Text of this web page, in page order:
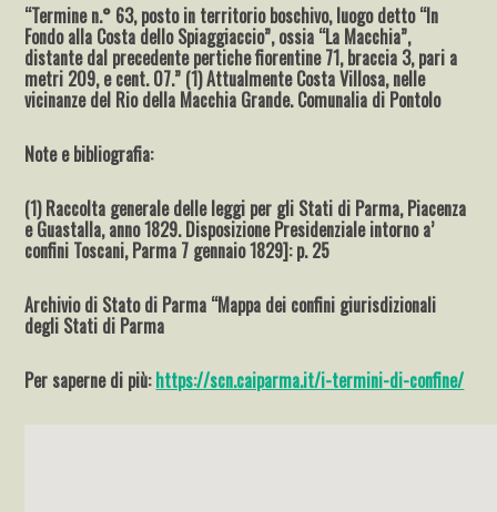
“Termine n.° 63, posto in territorio boschivo, luogo detto “In
Fondo alla Costa dello Spiaggiaccio”, ossia “La Macchia”,
distante dal precedente pertiche fiorentine 71, braccia 3, pari a
metri 209, e cent. 07.” (1) Attualmente Costa Villosa, nelle
vicinanze del Rio della Macchia Grande. Comunalia di Pontolo
Note e bibliografia:
(1) Raccolta generale delle leggi per gli Stati di Parma, Piacenza
e Guastalla, anno 1829. Disposizione Presidenziale intorno a’
confini Toscani, Parma 7 gennaio 1829]: p. 25
Archivio di Stato di Parma “Mappa dei confini giurisdizionali
degli Stati di Parma
Per saperne di più:https://scn.caiparma.it/i-termini-di-confine/